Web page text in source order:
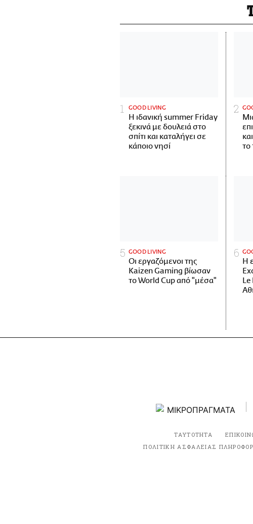
GOOD LIVING
Η ιδανική summer Friday
ξεκινά με δουλειά στο
σπίτι και καταλήγει σε
κάποιο νησί
το
GOOD LIVING
Οι εργαζόμενοι της
Kaizen Gaming βίωσαν
το World Cup από "μέσα"
Η
ΤΑΥΤΟΤΗΤΑ
ΠΟΛΙΤΙΚΗ ΑΣΦΑΛΕΙΑΣ